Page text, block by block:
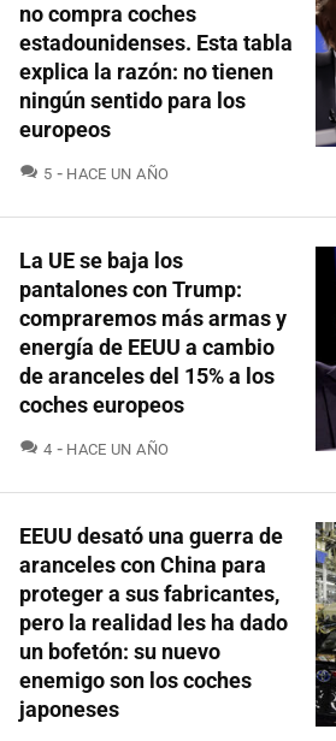
no compra coches
estadounidenses. Esta tabla
explica la razón: no tienen
ningún sentido para los
europeos
5 COMENTARIOS
HACE UN AÑO
La UE se baja los
pantalones con Trump:
compraremos más armas y
energía de EEUU a cambio
de aranceles del 15% a los
coches europeos
4 COMENTARIOS
HACE UN AÑO
EEUU desató una guerra de
aranceles con China para
proteger a sus fabricantes,
pero la realidad les ha dado
un bofetón: su nuevo
enemigo son los coches
japoneses